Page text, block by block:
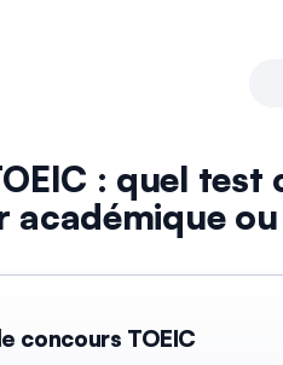
: quel
académique
concours TOEIC